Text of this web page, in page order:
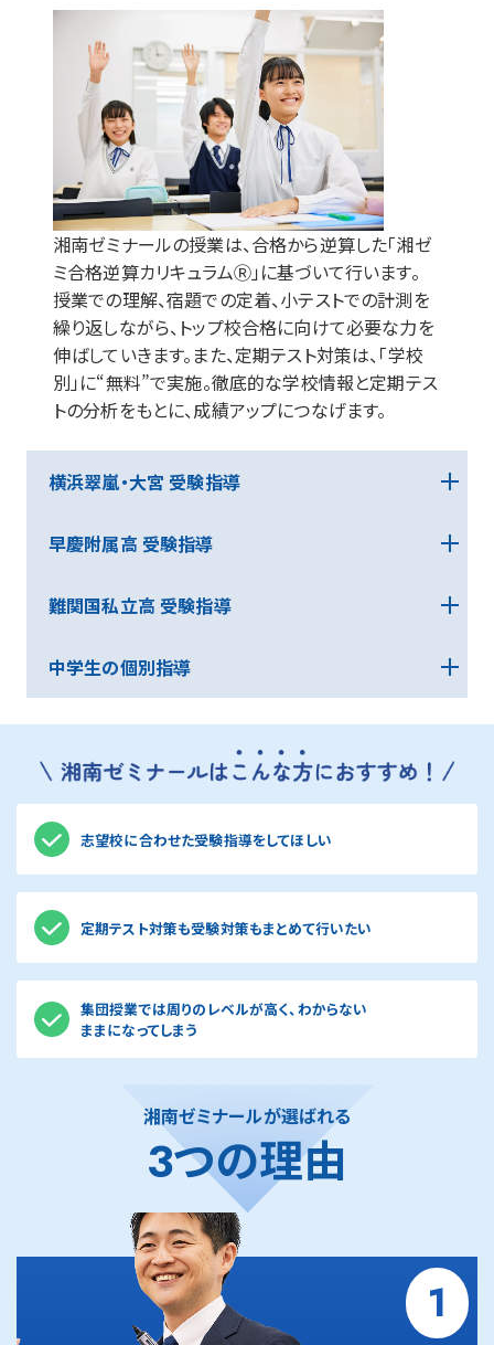
湘南ゼミナールの授業は、合格から逆算した「湘ゼ
ミ合格逆算カリキュラムⓇ」に基づいて行います。
授業での理解、宿題での定着、小テストでの計測を
繰り返しながら、トップ校合格に向けて必要な力を
伸ばしていきます。また、定期テスト対策は、「学校
別」に“無料”で実施。徹底的な学校情報と定期テス
トの分析をもとに、成績アップにつなげます。
横浜翠嵐・大宮 受験指導
湘南ゼミナールは、横浜翠嵐・大宮高校合格者を多
数輩出しています。
その合格ノウハウに基づいて、各科目の専門講師が
横浜翠嵐・大宮に特化したハイレベルな指導を行い
ます。同じ志を持つ生徒さんたちが切磋琢磨しなが
ら、合格を目指します。
早慶附属高 受験指導
2026年2月に国立駅前校・立川駅前校・練馬駅前校・町田
自由が丘駅前校・成城学園前校・菊名校・武蔵小杉校も好
評！
内申に左右されず、英数国の3科目で実力勝負がで
す“戦略的で確実性の高いルート”として注目され
ています。
早慶附属高の出題傾向や入試形式に対応した専門
効率よく合格力を高めていきます。豊富な指導実績
を持つ講師陣が、確かな戦略のもとで生徒さん一人
ひとりの挑戦を着実にサポートします。
難関国私立高 受験指導
難関国私⽴⾼校への合格を⽬指して、通常クラスの
ほぼ2倍のスピードでカリキュラムを進めます。
早期に中学校のカリキュラムを終えることで、量‧質
ともに高度な演習をこなし、⾼い実践⼒を⾝につけ
ます。
そのほか、志望校別の「合格力アップ講座」や、合格
力を高める「夏ゼミ」を実施。経験豊富なトップ講師
中学生の個別指導
湘南ゼミナールの個別指導は、講師１人に生徒さん
２人までで行います。学習目的に合わせて、復習か
ら先取り学習までご希望に応じて指導します。
受験に強い湘南ゼミナールの講師が自慢の指導力
志望校に合わせた受験指導をしてほしい
定期テスト対策も受験対策もまとめて行いたい
集団授業では周りのレベルが高く、わからない
ままになってしまう
湘南ゼミナールが選ばれる
3つの理由
1